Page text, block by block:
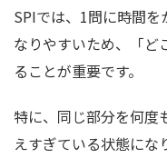
SPIでは、1問に時間
なりやすいため、「ど
ることが重要です。
特に、同じ部分を何度
えすぎている状態にな